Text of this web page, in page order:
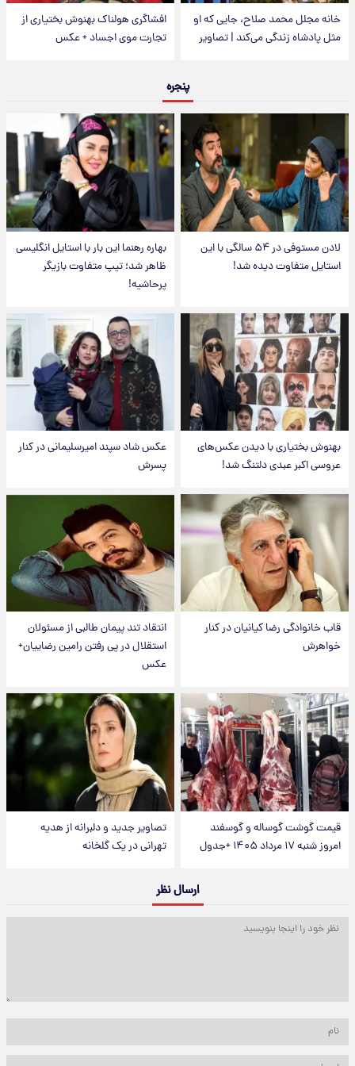
خانه مجلل محمد صلاح، جایی که او
مثل پادشاه زندگی می‌کند | تصاویر
افشاگری هولناک بهنوش بختیاری از
تجارت موی اجساد + عکس
پنجره
لادن مستوفی در ۵۴ سالگی با این
استایل متفاوت دیده شد!
بهاره رهنما این بار با استایل انگلیسی
ظاهر شد؛ تیپ متفاوت بازیگر
پرحاشیه!
بهنوش بختیاری با دیدن عکس‌های
عروسی اکبر عبدی دلتنگ شد!
عکس شاد سپند امیرسلیمانی در کنار
پسرش
قاب خانوادگی رضا کیانیان در کنار
خواهرش
انتقاد تند پیمان طالبی از مسئولان
استقلال در پی رفتن رامین رضاییان+
عکس
قیمت گوشت گوساله و گوسفند
امروز شنبه ۱۷ مرداد ۱۴۰۵ +جدول
تصاویر جدید و دلبرانه از هدیه
تهرانی در یک گلخانه
ارسال نظر